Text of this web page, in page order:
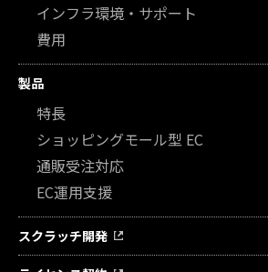
インフラ環境・サポート
費用
製品
特長
ショッピングモール型 EC
通販受注対応
EC運用支援
スクラッチ開発